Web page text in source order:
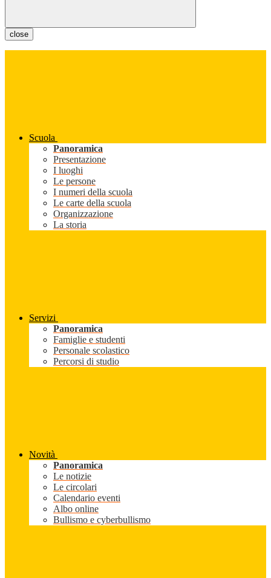
close
Scuola
Panoramica
Presentazione
I luoghi
Le persone
I numeri della scuola
Le carte della scuola
Organizzazione
La storia
Servizi
Panoramica
Famiglie e studenti
Personale scolastico
Percorsi di studio
Novità
Panoramica
Le notizie
Le circolari
Calendario eventi
Albo online
Bullismo e cyberbullismo